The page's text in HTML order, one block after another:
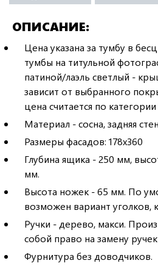
ОПИСАНИЕ
Цена указана за тумбу в
тумбы на титульной
патиной/лаэль светлый -
зависит от выбранного
цена считается по
Материал - сосна, задняя
Размеры фасадов: 178х360
Глубина ящика - 250 мм,
мм.
Высота ножек - 65 мм. По
возможен вариант уголков,
Ручки - дерево, макси.
собой право на замену
Фурнитура без доводчиков.